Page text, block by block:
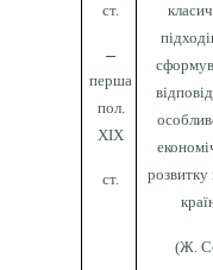
ст.
–
перша
пол.
XIX
ст.
розвитку
(Ж.